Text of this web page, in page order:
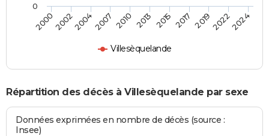
Villesèquelande
2000200220042007 2010 2013 2015 2017 201920222024
0
Répartition des décès à Villesèquelande par sexe
Données exprimées en nombre de décès (source :
Insee)